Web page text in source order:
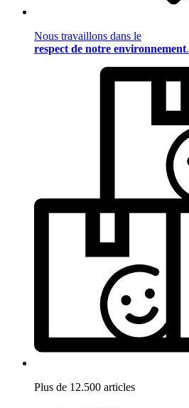
Nous travaillons dans le
respect de notre environnement.
Plus de 12.500 articles